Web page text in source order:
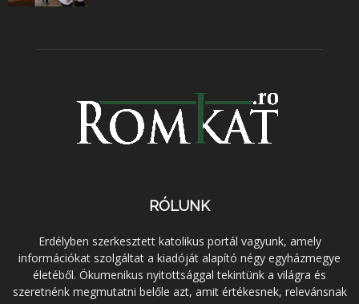
RÓLUNK
Erdélyben szerkesztett katolikus portál vagyunk, amely
információkat szolgáltat a kiadóját alapító négy egyházmegye
életéből. Ökumenikus nyitottsággal tekintünk a világra és
szeretnénk megmutatni belőle azt, amit értékesnek, relevánsnak